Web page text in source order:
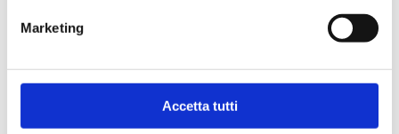
Marketing
Accetta tutti
multilayer pipe connection